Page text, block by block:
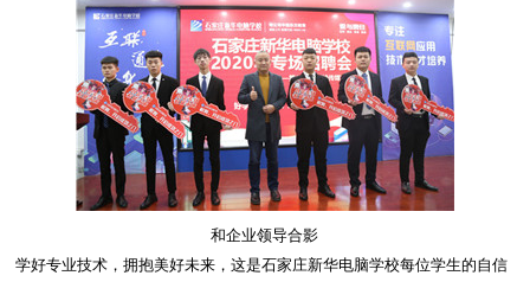
和企业领导合影
学好专业技术，拥抱美好未来，这是石家庄新华电脑学校每位学生的自信